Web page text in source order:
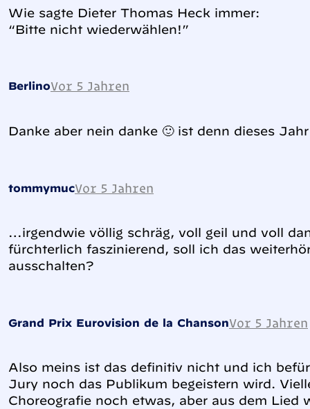
Wie sagte Dieter Thomas Heck immer:
“Bitte nicht wiederwählen!”
BerlinoVor 5 Jahren
Danke aber nein danke 🙂 ist denn dieses
tommymucVor 5 Jahren
…irgendwie völlig schräg, voll geil und voll
fürchterlich faszinierend, soll ich das
ausschalten?
Grand Prix Eurovision de la ChansonVor 5 Jahren
Also meins ist das definitiv nicht und ich
Jury noch das Publikum begeistern wird.
Choreografie noch etwas, aber aus dem Lied